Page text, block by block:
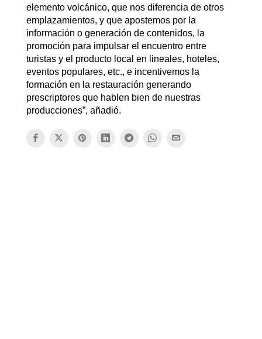
elemento volcánico, que nos diferencia de otros
emplazamientos, y que apostemos por la
información o generación de contenidos, la
promoción para impulsar el encuentro entre
turistas y el producto local en lineales, hoteles,
eventos populares, etc., e incentivemos la
formación en la restauración generando
prescriptores que hablen bien de nuestras
producciones”, añadió.